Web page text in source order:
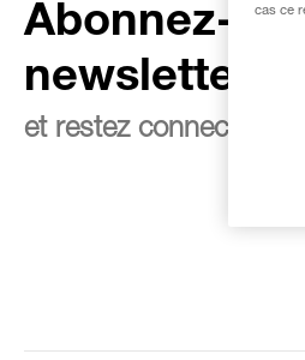
Abonnez-
newsletter
et restez connecté à
cas ce